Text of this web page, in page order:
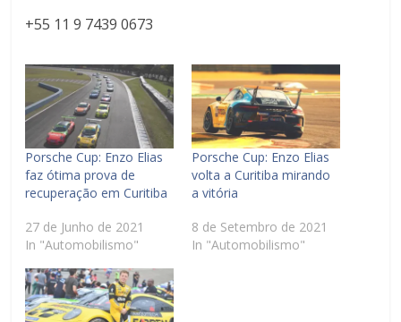
+55 11 9 7439 0673
Porsche Cup: Enzo Elias
faz ótima prova de
recuperação em Curitiba
27 de Junho de 2021
In "Automobilismo"
Porsche Cup: Enzo Elias
volta a Curitiba mirando
a vitória
8 de Setembro de 2021
In "Automobilismo"